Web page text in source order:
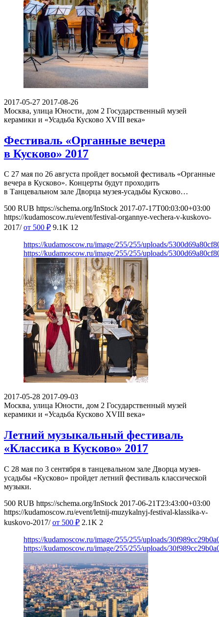
2017-05-27 2017-08-26
Москва, улица Юности, дом 2 Государственный музей
керамики и «Усадьба Кусково XVIII века»
Фестиваль «Органные вечера
в Кусково» 2017
С 27 мая по 26 августа пройдет восьмой фестиваль «Органные
вечера в Кусково». Концерты будут проходить
в Танцевальном зале Дворца музея-усадьбы Кусково…
500 RUB https://schema.org/InStock 2017-07-17T00:03:00+03:00
https://kudamoscow.ru/event/festival-organnye-vechera-v-kuskovo-
2017/ от 500 ₽ 9.1K 12
https://kudamoscow.ru/image/255/255/uploads/
https://kudamoscow.ru/image/255/255/uploads/
2017-05-28 2017-09-03
Москва, улица Юности, дом 2 Государственный музей
керамики и «Усадьба Кусково XVIII века»
Летний музыкальный фестиваль
«Классика в Кусково» 2017
С 28 мая по 3 сентября в танцевальном зале Дворца музея-
усадьбы «Кусково» пройдет летний фестиваль классической
музыки.
500 RUB https://schema.org/InStock 2017-06-21T23:43:00+03:00
https://kudamoscow.ru/event/letnij-muzykalnyj-festival-klassika-v-
kuskovo-2017/ от 500 ₽ 2.1K 2
https://kudamoscow.ru/image/255/255/uploads/
https://kudamoscow.ru/image/255/255/uploads/